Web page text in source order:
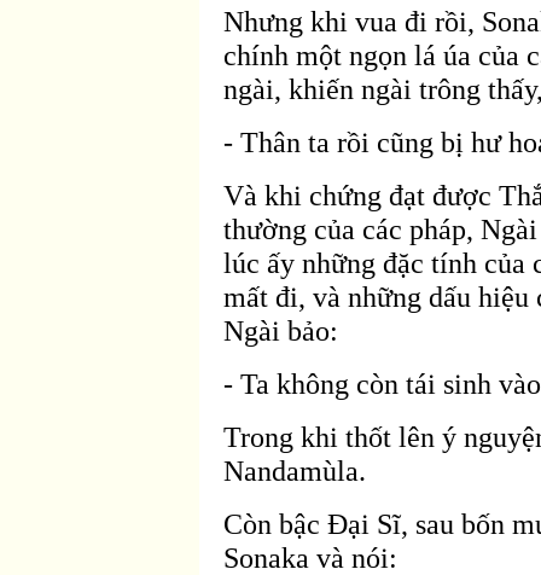
Nhưng khi vua đi rồi,
chính một ngọn lá úa của
ngài, khiến ngài trông
- Thân ta rồi cũng bị hư
Và khi chứng đạt được
thường của các pháp,
lúc ấy những đặc tính của
mất đi, và những dấu hiệu
Ngài bảo:
- Ta không còn tái sinh
Trong khi thốt lên ý
Nandamùla.
Còn bậc Ðại Sĩ, sau bốn
Sonaka và nói: